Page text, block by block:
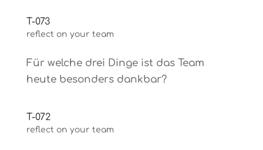
T-073
reflect on your team
Für welche drei Dinge ist das Team
heute besonders dankbar?
T-072
reflect on your team